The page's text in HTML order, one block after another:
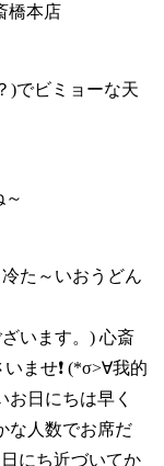
橋本店
)でビミョーな天
た～いおうどん
います。) 心斎
ませ❗ (*σ>∀我的
お日にちは早く
な人数でお席だ
にち近づいてか